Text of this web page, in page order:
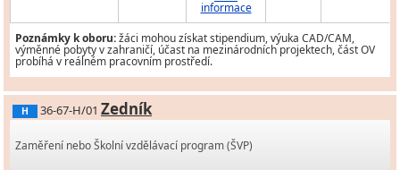
informace
Poznámky k oboru:žáci mohou získat stipendium, výuka CAD/CAM,
výměnné pobyty v zahraničí, účast na mezinárodních projektech, část OV
probíhá v reálném pracovním prostředí.
H 36-67-H/01 Zedník
Zaměření nebo Školní vzdělávací program (ŠVP)